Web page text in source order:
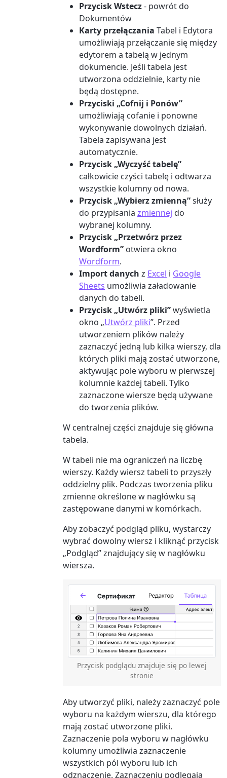
Przycisk Wstecz- powrót do
Dokumentów
Karty przełączania Tabel i Edytora
umożliwiają przełączanie się między
edytorem a tabelą w jednym
dokumencie. Jeśli tabela jest
utworzona oddzielnie, karty nie
będą dostępne.
Przyciski „Cofnij i Ponów”
umożliwiają cofanie i ponowne
wykonywanie dowolnych działań.
Tabela zapisywana jest
automatycznie.
Przycisk „Wyczyść tabelę”
całkowicie czyści tabelę i odtwarza
wszystkie kolumny od nowa.
Przycisk „Wybierz zmienną”służy
do przypisania zmiennej do
wybranej kolumny.
Przycisk „Przetwórz przez
Wordform” otwiera okno
Wordform.
Import danych z Excel i Google
Sheets umożliwia załadowanie
danych do tabeli.
Przycisk „Utwórz pliki”wyświetla
okno „Utwórz pliki”. Przed
utworzeniem plików należy
zaznaczyć jedną lub kilka wierszy, dla
których pliki mają zostać utworzone,
aktywując pole wyboru w pierwszej
kolumnie każdej tabeli. Tylko
zaznaczone wiersze będą używane
do tworzenia plików.
W centralnej części znajduje się główna
tabela.
W tabeli nie ma ograniczeń na liczbę
wierszy. Każdy wiersz tabeli to przyszły
oddzielny plik. Podczas tworzenia pliku
zmienne określone w nagłówku są
zastępowane danymi w komórkach.
Aby zobaczyć podgląd pliku, wystarczy
wybrać dowolny wiersz i kliknąć przycisk
„Podgląd” znajdujący się w nagłówku
wiersza.
Przycisk podglądu znajduje się po lewej
stronie
Aby utworzyć pliki, należy zaznaczyć pole
wyboru na każdym wierszu, dla którego
mają zostać utworzone pliki.
Zaznaczenie pola wyboru w nagłówku
kolumny umożliwia zaznaczenie
wszystkich pól wyboru lub ich
odznaczenie. Zaznaczeniu podlegają